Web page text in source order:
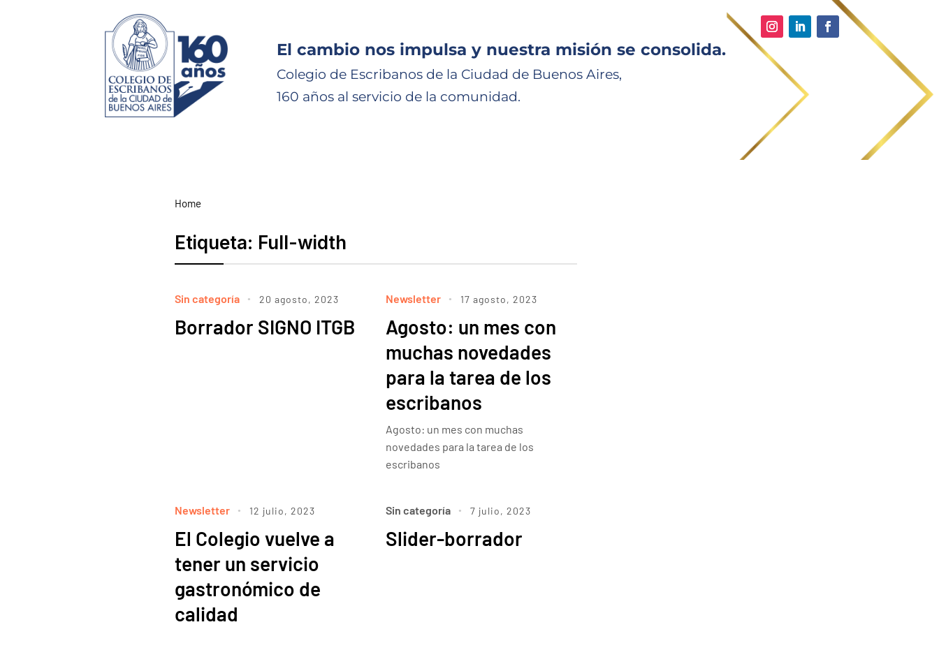
El cambio nos impulsa y nuestra misión se consolida.
Colegio de Escribanos de la Ciudad de Buenos Aires,
160 años al servicio de la comunidad.
Home
Etiqueta: Full-width
Sin categoría 20 agosto, 2023
Borrador SIGNO ITGB
Newsletter 17 agosto, 2023
Agosto: un mes con
muchas novedades
para la tarea de los
escribanos
Agosto: un mes con muchas
novedades para la tarea de los
escribanos
Newsletter 12 julio, 2023
El Colegio vuelve a
tener un servicio
gastronómico de
calidad
Sin categoría 7 julio, 2023
Slider-borrador